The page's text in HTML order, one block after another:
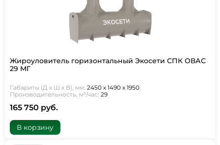
Жироуловитель горизонтальный Экосети СПК ОВАС
29 МГ
Габариты (Д х Ш х В), мм: 2450 х 1490 х 1950
Производительность, м³/час: 29
165 750 руб.
В корзину